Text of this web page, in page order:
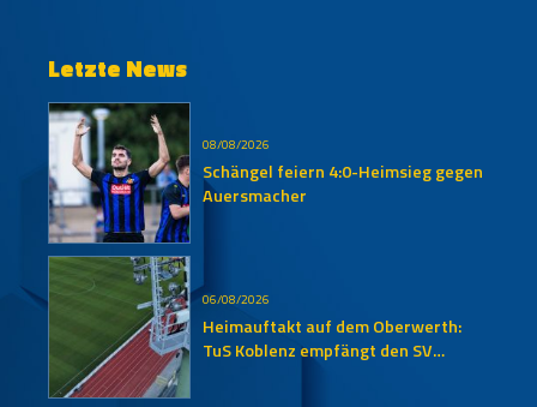
Letzte News
08/08/2026
Schängel feiern 4:0-Heimsieg gegen
Auersmacher
06/08/2026
Heimauftakt auf dem Oberwerth:
TuS Koblenz empfängt den SV